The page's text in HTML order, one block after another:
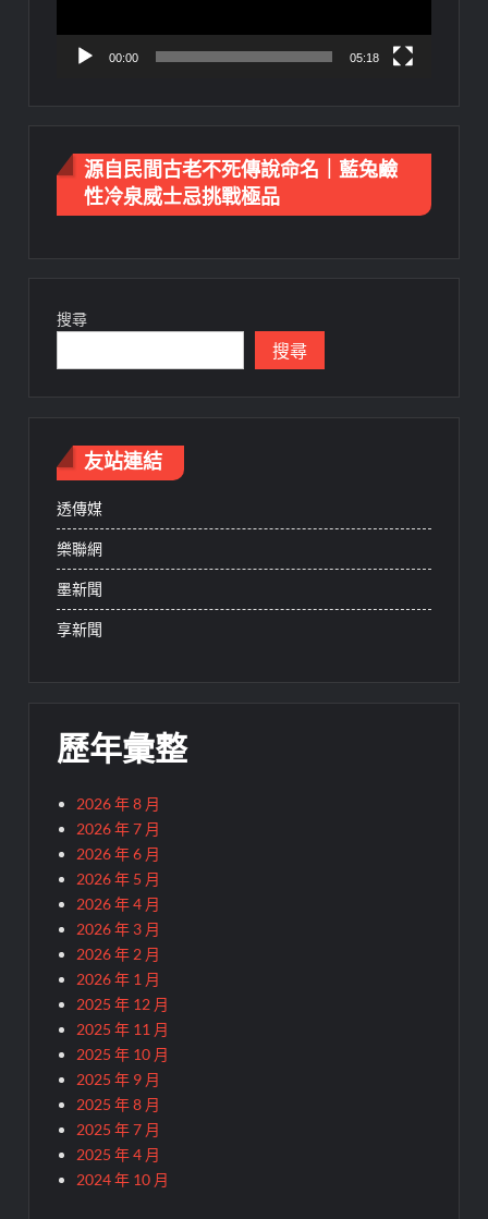
00:00 05:18
源自民間古老不死傳說命名｜藍兔鹼
性冷泉威士忌挑戰極品
搜尋
搜尋
友站連結
透傳媒
樂聯網
墨新聞
享新聞
歷年彙整
2026 年 8 月
2026 年 7 月
2026 年 6 月
2026 年 5 月
2026 年 4 月
2026 年 3 月
2026 年 2 月
2026 年 1 月
2025 年 12 月
2025 年 11 月
2025 年 10 月
2025 年 9 月
2025 年 8 月
2025 年 7 月
2025 年 4 月
2024 年 10 月